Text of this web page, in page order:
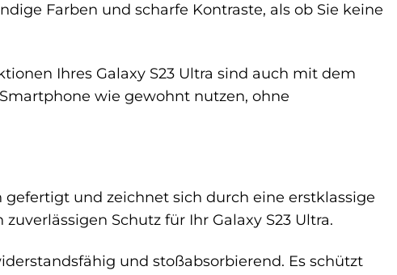
Farben und scharfe Kontraste, als ob Sie keine
Ihres Galaxy S23 Ultra sind auch mit dem
wie gewohnt nutzen, ohne
gefertigt und zeichnet sich durch eine erstklassige
Schutz für Ihr Galaxy S23 Ultra.
und stoßabsorbierend. Es schützt